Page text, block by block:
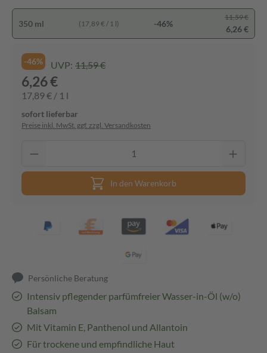
350 ml (17,89 € / 1 l) -46%
11,59 €
6,26 €
-46% UVP: 11,59 €
6,26 €
17,89 € / 1 l
sofort lieferbar
Preise inkl. MwSt. ggf. zzgl. Versandkosten
In den Warenkorb
Persönliche Beratung
Intensiv pflegender parfümfreier Wasser-in-Öl (w/o)
Balsam
Mit Vitamin E, Panthenol und Allantoin
Für trockene und empfindliche Haut